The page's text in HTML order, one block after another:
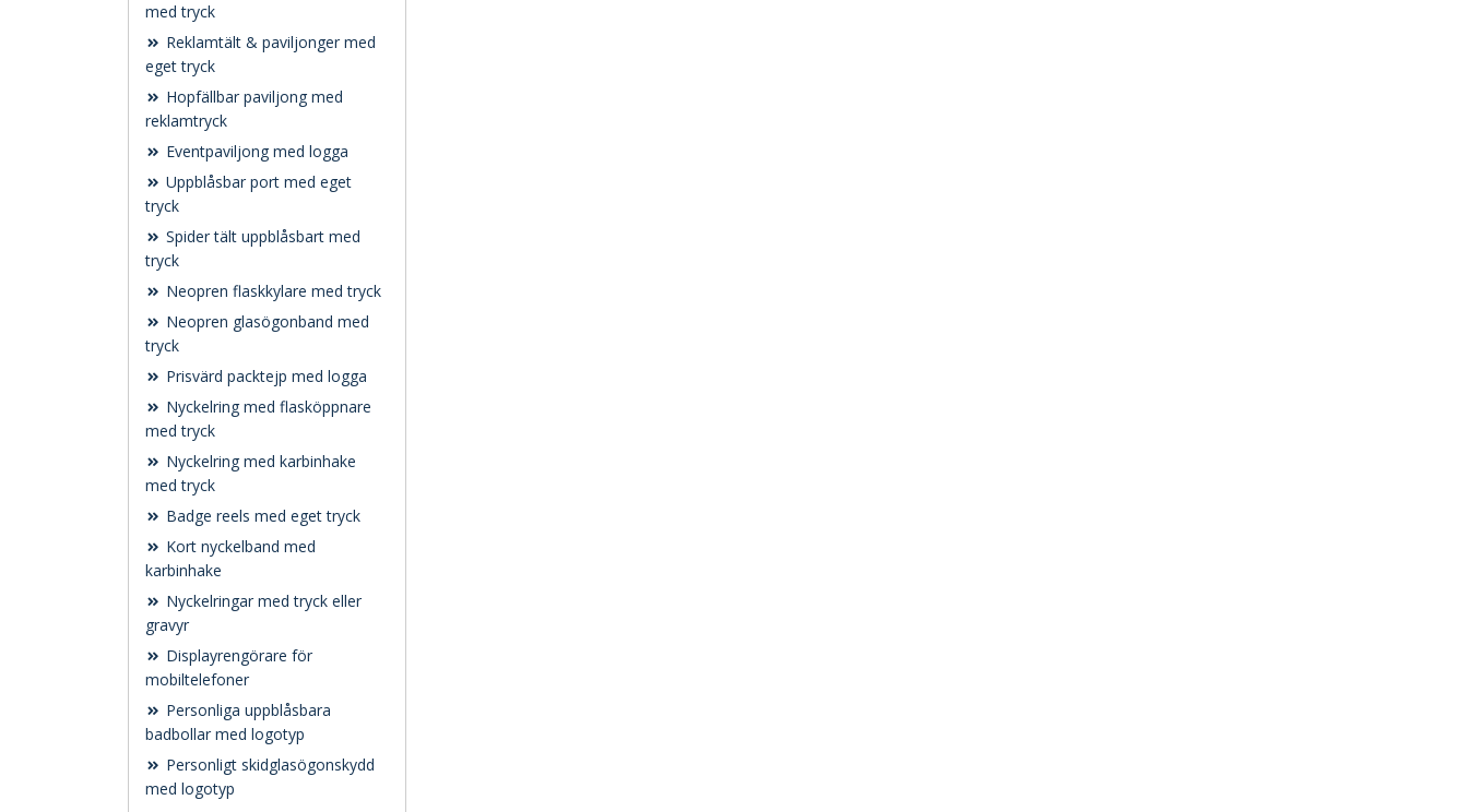
med tryck
Reklamtält & paviljonger med
eget tryck
Hopfällbar paviljong med
reklamtryck
Eventpaviljong med logga
Uppblåsbar port med eget
tryck
Spider tält uppblåsbart med
tryck
Neopren flaskkylare med tryck
Neopren glasögonband med
tryck
Prisvärd packtejp med logga
Nyckelring med flasköppnare
med tryck
Nyckelring med karbinhake
med tryck
Badge reels med eget tryck
Kort nyckelband med
karbinhake
Nyckelringar med tryck eller
gravyr
Displayrengörare för
mobiltelefoner
Personliga uppblåsbara
badbollar med logotyp
Personligt skidglasögonskydd
med logotyp